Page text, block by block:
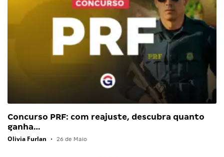
Concurso PRF: com reajuste, descubra quanto
ganha…
Olivia Furlan • 26 de Maio